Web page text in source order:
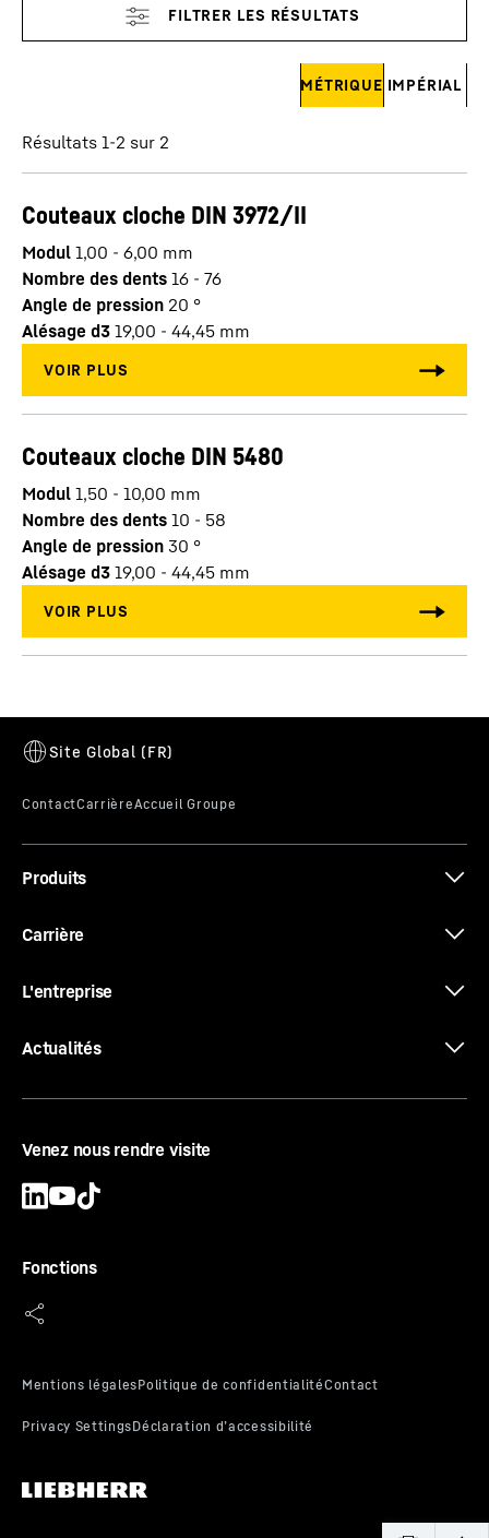
MÉTRIQUE IMPÉRIAL
Résultats 1-2 sur 2
Couteaux cloche DIN 3972/II
Modul 1,00 - 6,00 mm
Nombre des dents 16 - 76
Angle de pression 20 °
Alésage d3 19,00 - 44,45 mm
Couteaux cloche DIN 5480
Modul 1,50 - 10,00 mm
Nombre des dents 10 - 58
Angle de pression 30 °
Alésage d3 19,00 - 44,45 mm
Produits
Carrière
L'entreprise
Actualités
Venez nous rendre visite
Fonctions